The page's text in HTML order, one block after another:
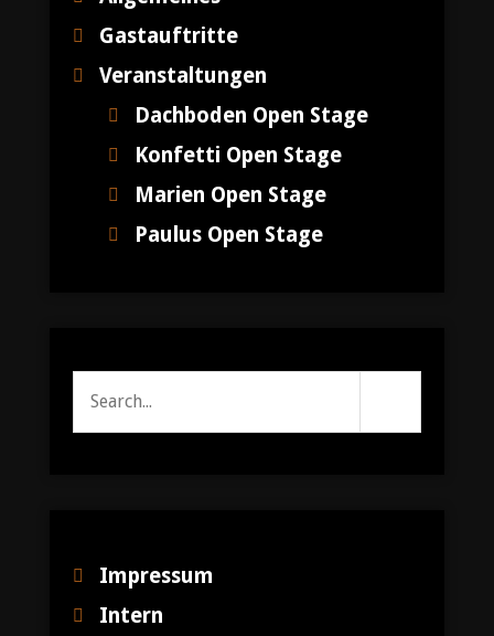
Gastauftritte
Veranstaltungen
Dachboden Open Stage
Konfetti Open Stage
Marien Open Stage
Paulus Open Stage
Search
for:
Submit
Impressum
Intern